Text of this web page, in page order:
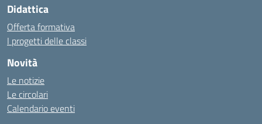
Didattica
Offerta formativa
I progetti delle classi
Novità
Le notizie
Le circolari
Calendario eventi